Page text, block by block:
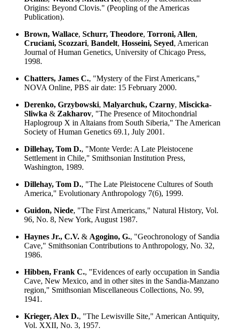
Origins: Beyond Clovis." (Peopling of the Americas
Publication).
Brown, Wallace, Schurr, Theodore, Torroni, Allen,
Cruciani, Scozzari, Bandelt, Hosseini, Seyed, American
Journal of Human Genetics, University of Chicago Press,
1998.
Chatters, James C., "Mystery of the First Americans,"
NOVA Online, PBS air date: 15 February 2000.
Derenko, Grzybowski, Malyarchuk, Czarny, Miscicka-
Sliwka & Zakharov, "The Presence of Mitochondrial
Haplogroup X in Altaians from South Siberia," The American
Society of Human Genetics 69.1, July 2001.
Dillehay, Tom D., "Monte Verde: A Late Pleistocene
Settlement in Chile," Smithsonian Institution Press,
Washington, 1989.
Dillehay, Tom D., "The Late Pleistocene Cultures of South
America," Evolutionary Anthropology 7(6), 1999.
Guidon, Niede, "The First Americans," Natural History, Vol.
96, No. 8, New York, August 1987.
Haynes Jr., C.V. & Agogino, G., "Geochronology of Sandia
Cave," Smithsonian Contributions to Anthropology, No. 32,
1986.
Hibben, Frank C., "Evidences of early occupation in Sandia
Cave, New Mexico, and in other sites in the Sandia-Manzano
region," Smithsonian Miscellaneous Collections, No. 99,
1941.
Krieger, Alex D., "The Lewisville Site," American Antiquity,
Vol. XXII, No. 3, 1957.